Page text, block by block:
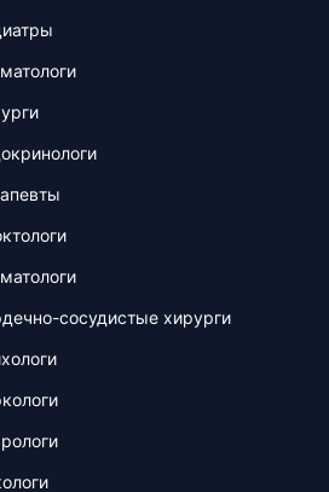
сосудистые хирурги